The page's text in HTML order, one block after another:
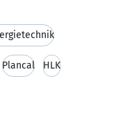
Plancal HLK